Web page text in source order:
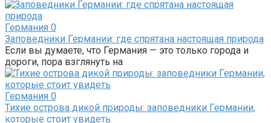
Германия 0
Заповедники Германии: где спрятана настоящая природа
Если вы думаете, что Германия — это только города и
дороги, пора взглянуть на
Германия 0
Тихие острова дикой природы: заповедники Германии,
которые стоит увидеть